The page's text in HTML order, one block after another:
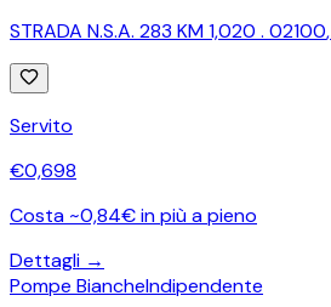
STRADA N.S.A. 283 KM 1,020 . 02100,
Servito
€0,698
Costa ~0,84€ in più a pieno
Dettagli →
Pompe BiancheIndipendente